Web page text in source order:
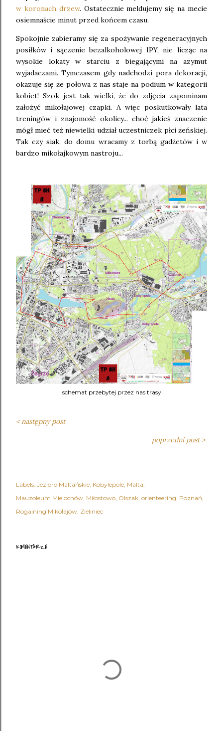
w koronach drzew. Ostatecznie meldujemy się na mecie
osiemnaście minut przed końcem czasu.
Spokojnie zabieramy się za spożywanie regeneracyjnych
posiłków i sączenie bezalkoholowej IPY, nie licząc na
wysokie lokaty w starciu z biegającymi na azymut
wyjadaczami. Tymczasem gdy nadchodzi pora dekoracji,
okazuje się że połowa z nas staje na podium w kategorii
kobiet! Szok jest tak wielki, że do zdjęcia zapominam
założyć mikołajowej czapki. A więc poskutkowały lata
treningów i znajomość okolicy... choć jakieś znaczenie
mógł mieć też niewielki udział uczestniczek płci żeńskiej.
Tak czy siak, do domu wracamy z torbą gadżetów i w
bardzo mikołajkowym nastroju...
schemat przebytej przez nas trasy
< następny post
poprzedni post >
Labels: Jezioro Maltańskie Kobylepole Malta
Mauzoleum Mielochów Miłostowo Olszak orienteering Poznań
Rogaining Mikołajów Zieliniec
KOMENTARZE